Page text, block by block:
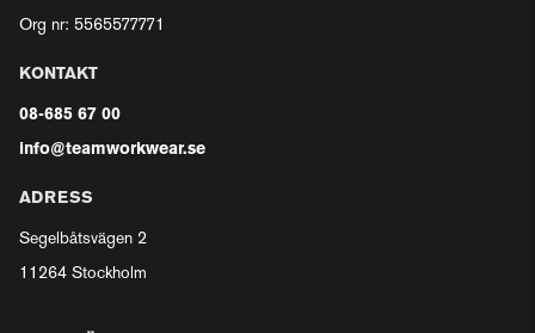
Org nr: 5565577771
KONTAKT
08-685 67 00
info@teamworkwear.se
ADRESS
Segelbåtsvägen 2
11264 Stockholm